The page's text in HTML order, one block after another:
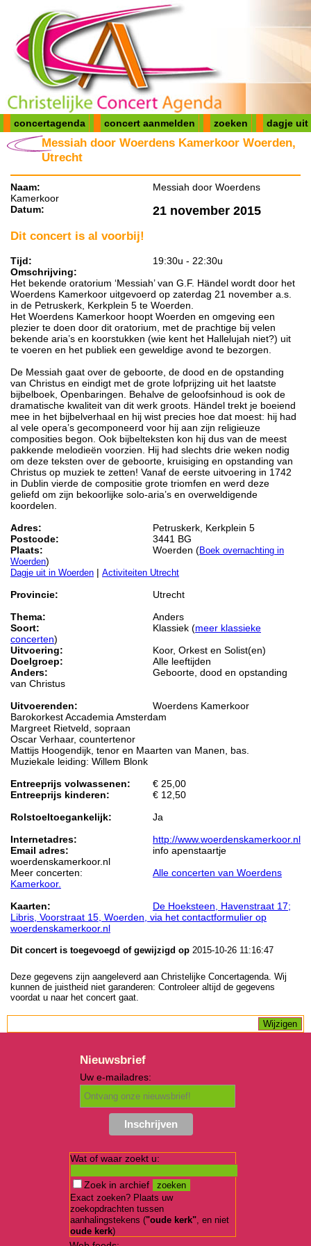
concertagenda concert aanmelden zoeken dagje uit
Messiah door Woerdens Kamerkoor Woerden,
Utrecht
Naam:
Messiah door Woerdens
Kamerkoor
Datum:
21 november 2015
Dit concert is al voorbij!
Tijd:
19:30u - 22:30u
Omschrijving:
Het bekende oratorium ‘Messiah’ van G.F. Händel wordt door het
Woerdens Kamerkoor uitgevoerd op zaterdag 21 november a.s.
in de Petruskerk, Kerkplein 5 te Woerden.
Het Woerdens Kamerkoor hoopt Woerden en omgeving een
plezier te doen door dit oratorium, met de prachtige bij velen
bekende aria’s en koorstukken (wie kent het Hallelujah niet?) uit
te voeren en het publiek een geweldige avond te bezorgen.
De Messiah gaat over de geboorte, de dood en de opstanding
van Christus en eindigt met de grote lofprijzing uit het laatste
bijbelboek, Openbaringen. Behalve de geloofsinhoud is ook de
dramatische kwaliteit van dit werk groots. Händel trekt je boeiend
mee in het bijbelverhaal en hij wist precies hoe dat moest: hij had
al vele opera’s gecomponeerd voor hij aan zijn religieuze
composities begon. Ook bijbelteksten kon hij dus van de meest
pakkende melodieën voorzien. Hij had slechts drie weken nodig
om deze teksten over de geboorte, kruisiging en opstanding van
Christus op muziek te zetten! Vanaf de eerste uitvoering in 1742
in Dublin vierde de compositie grote triomfen en werd deze
geliefd om zijn bekoorlijke solo-aria’s en overweldigende
koordelen.
Adres:
Petruskerk, Kerkplein 5
Postcode:
3441 BG
Plaats:
Woerden (Boek overnachting in
Woerden)
Dagje uit in Woerden | Activiteiten Utrecht
Provincie:
Utrecht
Thema:
Anders
Soort:
Klassiek (meer klassieke
concerten)
Uitvoering:
Koor, Orkest en Solist(en)
Doelgroep:
Alle leeftijden
Anders:
Geboorte, dood en opstanding
van Christus
Uitvoerenden:
Woerdens Kamerkoor
Barokorkest Accademia Amsterdam
Margreet Rietveld, sopraan
Oscar Verhaar, countertenor
Mattijs Hoogendijk, tenor en Maarten van Manen, bas.
Muziekale leiding: Willem Blonk
Entreeprijs volwassenen:
€ 25,00
Entreeprijs kinderen:
€ 12,50
Rolstoeltoegankelijk:
Ja
Internetadres:
http://www.woerdenskamerkoor.nl
Email adres:
info apenstaartje
woerdenskamerkoor.nl
Meer concerten:
Alle concerten van Woerdens
Kamerkoor.
Kaarten:
De Hoeksteen, Havenstraat 17;
Libris, Voorstraat 15, Woerden, via het contactformulier op
woerdenskamerkoor.nl
Dit concert is toegevoegd of gewijzigd op 2015-10-26 11:16:47
Deze gegevens zijn aangeleverd aan Christelijke Concertagenda. Wij
kunnen de juistheid niet garanderen: Controleer altijd de gegevens
voordat u naar het concert gaat.
Nieuwsbrief
Uw e-mailadres:
Wat of waar zoekt u:
Zoek in archief
Exact zoeken? Plaats uw
zoekopdrachten tussen
aanhalingstekens ("oude kerk", en niet
oude kerk)